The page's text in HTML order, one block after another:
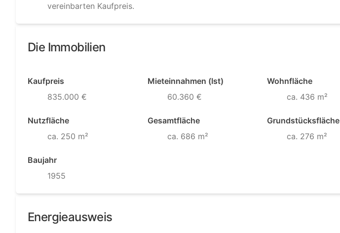
vereinbarten Kaufpreis.
Die Immobilien
Kaufpreis
835.000 €
Mieteinnahmen (Ist)
60.360 €
Wohnfläche
ca. 436 m²
Nutzfläche
ca. 250 m²
Gesamtfläche
ca. 686 m²
Grundstücksfläche
ca. 276 m²
Baujahr
1955
Energieausweis